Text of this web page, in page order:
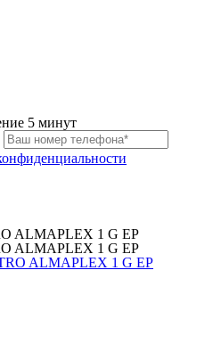
5 минут
ALMAPLEX 1 G EP
ALMAPLEX 1 G EP